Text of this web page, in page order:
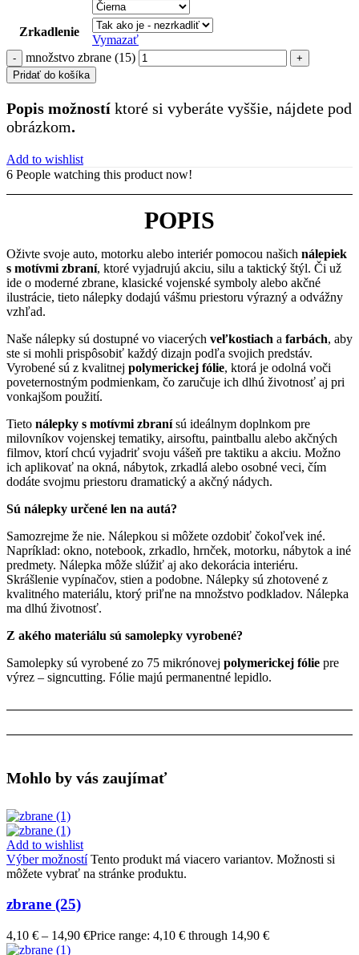
Zrkadlenie
Vymazať
množstvo zbrane (15)
Pridať do košíka
Popis možností ktoré si vyberáte vyššie, nájdete pod
obrázkom.
Add to wishlist
6 People watching this product now!
POPIS
Oživte svoje auto, motorku alebo interiér pomocou našich nálepiek
s motívmi zbraní, ktoré vyjadrujú akciu, silu a taktický štýl. Či už
ide o moderné zbrane, klasické vojenské symboly alebo akčné
ilustrácie, tieto nálepky dodajú vášmu priestoru výrazný a odvážny
vzhľad.
Naše nálepky sú dostupné vo viacerých veľkostiach a farbách, aby
ste si mohli prispôsobiť každý dizajn podľa svojich predstáv.
Vyrobené sú z kvalitnej polymerickej fólie, ktorá je odolná voči
poveternostným podmienkam, čo zaručuje ich dlhú životnosť aj pri
vonkajšom použití.
Tieto nálepky s motívmi zbranísú ideálnym doplnkom pre
milovníkov vojenskej tematiky, airsoftu, paintballu alebo akčných
filmov, ktorí chcú vyjadriť svoju vášeň pre taktiku a akciu. Možno
ich aplikovať na okná, nábytok, zrkadlá alebo osobné veci, čím
dodáte svojmu priestoru dramatický a akčný nádych.
Sú nálepky určené len na autá?
Samozrejme že nie. Nálepkou si môžete ozdobiť čokoľvek iné.
Napríklad: okno, notebook, zrkadlo, hrnček, motorku, nábytok a iné
predmety. Nálepka môže slúžiť aj ako dekorácia interiéru.
Skrášlenie vypínačov, stien a podobne. Nálepky sú zhotovené z
kvalitného materiálu, ktorý priľne na množstvo podkladov. Nálepka
ma dlhú životnosť.
Z akého materiálu sú samolepky vyrobené?
Samolepky sú vyrobené zo 75 mikrónovej polymerickej fólie pre
výrez – signcutting. Fólie majú permanentné lepidlo.
Mohlo by vás zaujímať
Add to wishlist
Výber možností Tento produkt má viacero variantov. Možnosti si
môžete vybrať na stránke produktu.
zbrane (25)
4,10 € – 14,90 €Price range: 4,10 € through 14,90 €